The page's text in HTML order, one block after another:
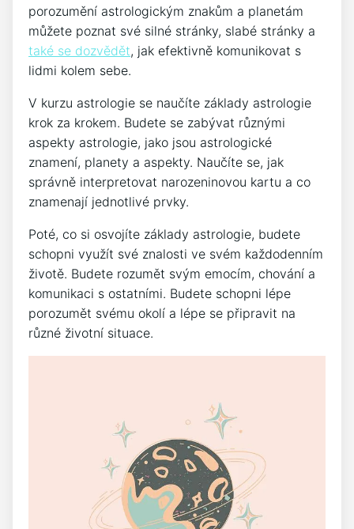
porozumění astrologickým znakům a planetám
můžete poznat své silné stránky, slabé stránky a
také se dozvědět, jak efektivně komunikovat s
lidmi kolem sebe.
V kurzu astrologie se naučíte základy astrologie
krok za krokem. Budete se zabývat různými
aspekty astrologie, jako jsou astrologické
znamení, planety a aspekty. Naučíte se, jak
správně interpretovat narozeninovou kartu a co
znamenají jednotlivé prvky.
Poté, co si osvojíte základy astrologie, budete
schopni využít své znalosti ve svém každodenním
životě. Budete rozumět svým emocím, chování a
komunikaci s ostatními. Budete schopni lépe
porozumět svému okolí a lépe se připravit na
různé životní situace.